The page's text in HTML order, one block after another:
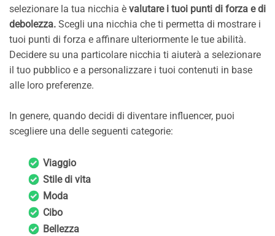
selezionare la tua nicchia è valutare i tuoi punti di forza e di
debolezza. Scegli una nicchia che ti permetta di mostrare i
tuoi punti di forza e affinare ulteriormente le tue abilità.
Decidere su una particolare nicchia ti aiuterà a selezionare
il tuo pubblico e a personalizzare i tuoi contenuti in base
alle loro preferenze.
In genere, quando decidi di diventare influencer, puoi
scegliere una delle seguenti categorie:
Viaggio
Stile di vita
Moda
Cibo
Bellezza